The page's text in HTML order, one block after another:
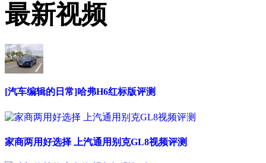
最新视频
[汽车编辑的日常]哈弗H6红标版评测
家商两用好选择 上汽通用别克GL8视频评测